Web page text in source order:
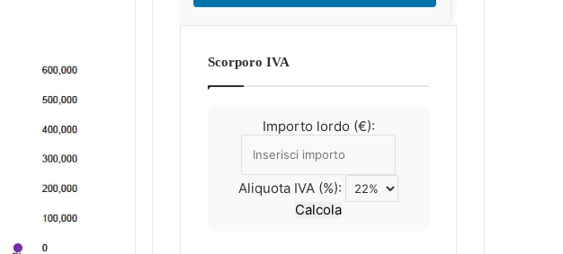
Scorporo IVA
Importo lordo (€):
Aliquota IVA (%):
Calcola